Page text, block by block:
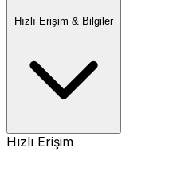
Hızlı Erişim & Bilgiler
Hızlı Erişim